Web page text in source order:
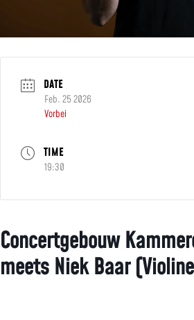
DATE
Feb. 25 2026
Vorbei
TIME
19:30
Concertgebouw
meets Niek Baar